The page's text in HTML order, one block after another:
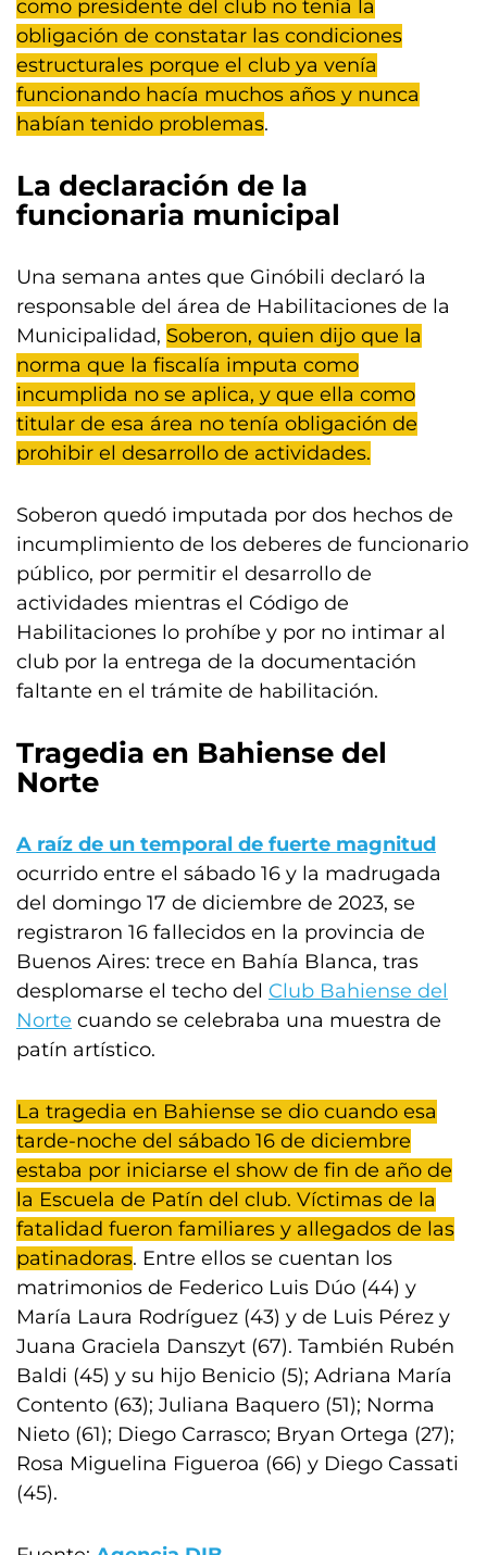
como presidente del club no tenía la
obligación de constatar las condiciones
estructurales porque el club ya venía
funcionando hacía muchos años y nunca
habían tenido problemas.
La declaración de la
funcionaria municipal
Una semana antes que Ginóbili declaró la
responsable del área de Habilitaciones de la
Municipalidad, Soberon, quien dijo que la
norma que la fiscalía imputa como
incumplida no se aplica, y que ella como
titular de esa área no tenía obligación de
prohibir el desarrollo de actividades.
Soberon quedó imputada por dos hechos de
incumplimiento de los deberes de funcionario
público, por permitir el desarrollo de
actividades mientras el Código de
Habilitaciones lo prohíbe y por no intimar al
club por la entrega de la documentación
faltante en el trámite de habilitación.
Tragedia en Bahiense del
Norte
A raíz de un temporal de fuerte magnitud
ocurrido entre el sábado 16 y la madrugada
del domingo 17 de diciembre de 2023, se
registraron 16 fallecidos en la provincia de
Buenos Aires: trece en Bahía Blanca, tras
desplomarse el techo del Club Bahiense del
Norte cuando se celebraba una muestra de
patín artístico.
La tragedia en Bahiense se dio cuando esa
tarde-noche del sábado 16 de diciembre
estaba por iniciarse el show de fin de año de
la Escuela de Patín del club. Víctimas de la
fatalidad fueron familiares y allegados de las
patinadoras. Entre ellos se cuentan los
matrimonios de Federico Luis Dúo (44) y
María Laura Rodríguez (43) y de Luis Pérez y
Juana Graciela Danszyt (67). También Rubén
Baldi (45) y su hijo Benicio (5); Adriana María
Contento (63); Juliana Baquero (51); Norma
Nieto (61); Diego Carrasco; Bryan Ortega (27);
Rosa Miguelina Figueroa (66) y Diego Cassati
(45).